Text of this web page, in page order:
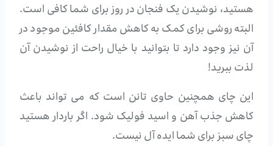
هستید، نوشیدن یک فنجان در روز برای شما کافی است.
البته روشی برای کمک به کاهش مقدار کافئین موجود در
آن نیز وجود دارد تا بتوانید با خیال راحت از نوشیدن آن
لذت ببرید!
این چای همچنین حاوی تانن است که می تواند باعث
کاهش جذب آهن و اسید فولیک شود. اگر باردار هستید
چای سبز برای شما ایده آل نیست.